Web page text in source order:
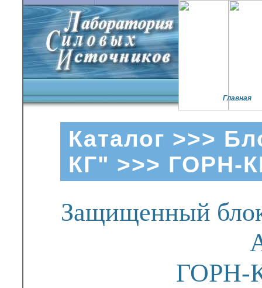
Главная
Каталог >>>
КГ" >>> ГОРН-
Защищенный
ГОРН-